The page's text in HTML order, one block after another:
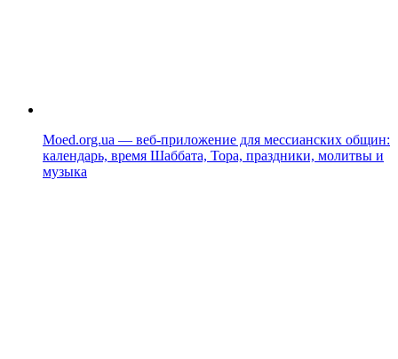
Moed.org.ua — веб-приложение для мессианских общин:
календарь, время Шаббата, Тора, праздники, молитвы и
музыка